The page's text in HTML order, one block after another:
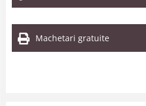
Machetari gratuite